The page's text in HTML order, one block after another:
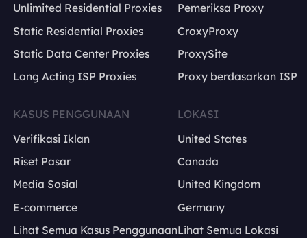
Unlimited Residential Proxies
Static Residential Proxies
Static Data Center Proxies
Long Acting ISP Proxies
Pemeriksa Proxy
CroxyProxy
ProxySite
Proxy berdasarkan ISP
KASUS PENGGUNAAN
Verifikasi Iklan
Riset Pasar
Media Sosial
E-commerce
Lihat Semua Kasus Penggunaan
LOKASI
United States
Canada
United Kingdom
Germany
Lihat Semua Lokasi